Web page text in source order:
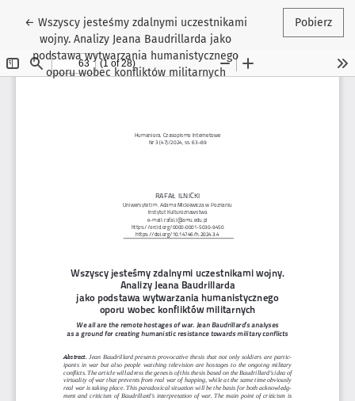
← Wróć do szczegółów artykułu
Wszyscy jesteśmy zdalnymi uczestnikami
wojny. Analizy Jeana Baudrillarda jako
podstawa wytwarzania humanistycznego
oporu wobec konfliktów militarnych
Pobierz